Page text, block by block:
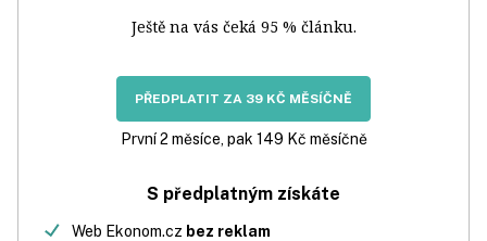
Ještě na vás čeká 95 % článku.
PŘEDPLATIT ZA 39 KČ MĚSÍČNĚ
První 2 měsíce, pak 149 Kč měsíčně
S předplatným získáte
Web Ekonom.cz bez reklam